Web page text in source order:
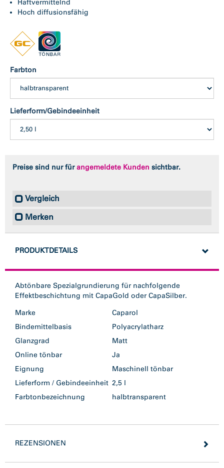
Haftvermittelnd
Hoch diffusionsfähig
Farbton
Lieferform/Gebindeeinheit
Preise sind nur fürangemeldete Kunden sichtbar.
Vergleich
Merken
PRODUKTDETAILS
Abtönbare Spezialgrundierung für nachfolgende
Effektbeschichtung mit CapaGold oder CapaSilber.
Marke
Caparol
Bindemittelbasis
Polyacrylatharz
Glanzgrad
Matt
Online tönbar
Ja
Eignung
Maschinell tönbar
Lieferform / Gebindeeinheit 2,5 l
Farbtonbezeichnung
halbtransparent
REZENSIONEN